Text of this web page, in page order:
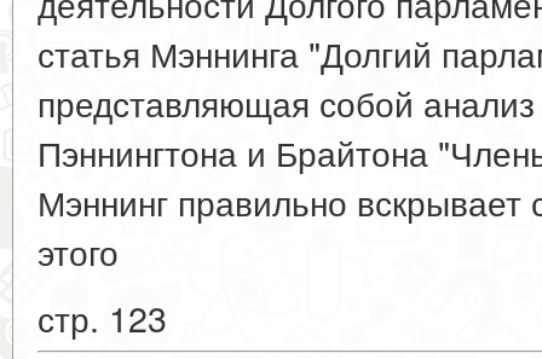
статья Мэннинга "Долгий
представляющая собой
Пэннингтона и Брайтона
Мэннинг правильно
этого
стр. 123